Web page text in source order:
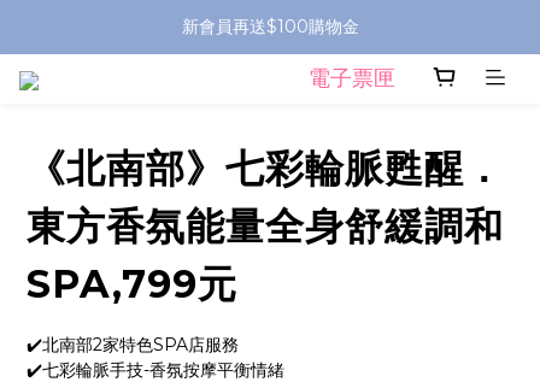
新會員再送$100購物金
電子票匣
《北南部》七彩輪脈甦醒．
東方香氛能量全身舒緩調和
SPA,799元
✔️北南部2家特色SPA店服務
✔️七彩輪脈手技-香氛按摩平衡情緒